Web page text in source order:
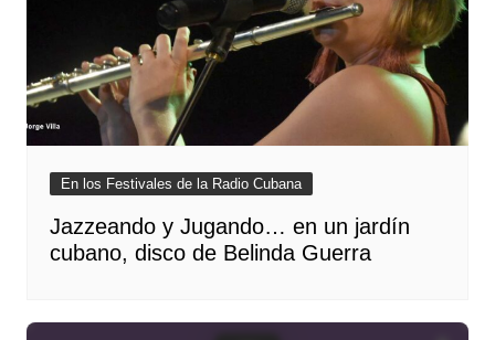
En los Festivales de la Radio Cubana
Jazzeando y Jugando… en un jardín
cubano, disco de Belinda Guerra